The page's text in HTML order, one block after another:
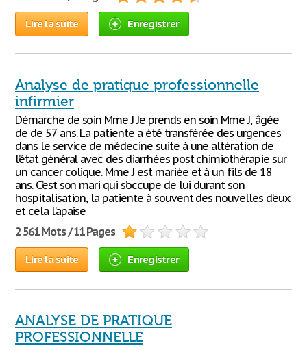
Lire la suite Enregistrer
Analyse de pratique professionnelle
infirmier
Démarche de soin Mme J Je prends en soin Mme J, âgée
de de 57 ans. La patiente a été transférée des urgences
dans le service de médecine suite à une altération de
l’état général avec des diarrhées post chimiothérapie sur
un cancer colique. Mme J est mariée et à un fils de 18
ans. C’est son mari qui s’occupe de lui durant son
hospitalisation, la patiente à souvent des nouvelles d’eux
et cela l’apaise
2 561 Mots / 11 Pages
Lire la suite Enregistrer
ANALYSE DE PRATIQUE
PROFESSIONNELLE